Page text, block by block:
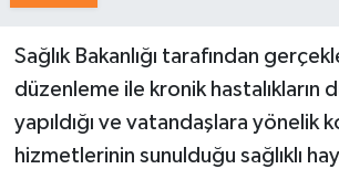
Sağlık Bakanlığı tarafından
düzenleme ile kronik hastalıkların
yapıldığı ve vatandaşlara yönelik
hizmetlerinin sunulduğu sağlıklı